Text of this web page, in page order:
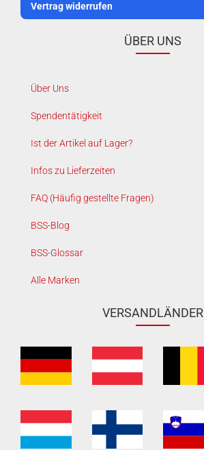
Vertrag widerrufen
ÜBER UNS
Über Uns
Spendentätigkeit
Ist der Artikel auf Lager?
Infos zu Lieferzeiten
FAQ (Häufig gestellte Fragen)
BSS-Blog
BSS-Glossar
Alle Marken
VERSANDLÄNDER